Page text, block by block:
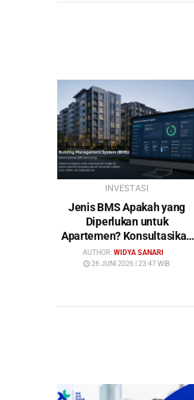
INVESTASI
Jenis BMS Apakah yang
Diperlukan untuk
Apartemen? Konsultasikan
Keperluan Anda Bersama
Bybamms!
AUTHOR: WIDYA SANARI
26 JUNI 2026 | 23:47 WIB